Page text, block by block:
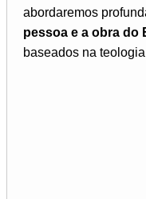
abordaremos
pessoa e a obra do
baseados na